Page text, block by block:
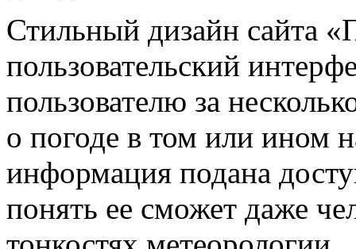
Стильный дизайн сайта
пользовательский
пользователю за
о погоде в том или ином
информация подана
понять ее сможет даже